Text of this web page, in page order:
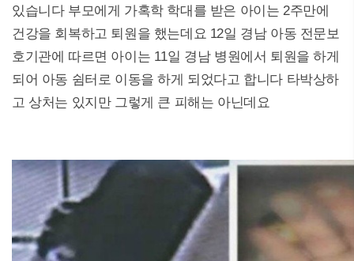
있습니다 부모에게 가혹학 학대를 받은 아이는 2주만에
건강을 회복하고 퇴원을 했는데요 12일 경남 아동 전문보
호기관에 따르면 아이는 11일 경남 병원에서 퇴원을 하게
되어 아동 쉼터로 이동을 하게 되었다고 합니다 타박상하
고 상처는 있지만 그렇게 큰 피해는 아닌데요